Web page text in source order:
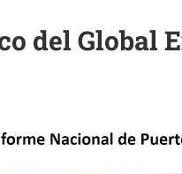
del Global